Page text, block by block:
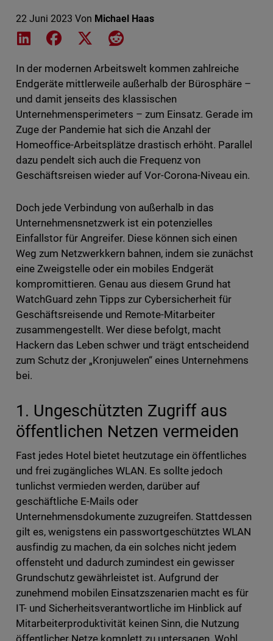
22 Juni 2023 Von Michael Haas
Share on LinkedIn
Share on Facebook
Share on XShare on Reddit
In der modernen Arbeitswelt kommen zahlreiche
Endgeräte mittlerweile außerhalb der Bürosphäre –
und damit jenseits des klassischen
Unternehmensperimeters – zum Einsatz. Gerade im
Zuge der Pandemie hat sich die Anzahl der
Homeoffice-Arbeitsplätze drastisch erhöht. Parallel
dazu pendelt sich auch die Frequenz von
Geschäftsreisen wieder auf Vor-Corona-Niveau ein.
Doch jede Verbindung von außerhalb in das
Unternehmensnetzwerk ist ein potenzielles
Einfallstor für Angreifer. Diese können sich einen
Weg zum Netzwerkkern bahnen, indem sie zunächst
eine Zweigstelle oder ein mobiles Endgerät
kompromittieren. Genau aus diesem Grund hat
WatchGuard zehn Tipps zur Cybersicherheit für
Geschäftsreisende und Remote-Mitarbeiter
zusammengestellt. Wer diese befolgt, macht
Hackern das Leben schwer und trägt entscheidend
zum Schutz der „Kronjuwelen“ eines Unternehmens
bei.
1. Ungeschützten Zugriff aus
öffentlichen Netzen vermeiden
Fast jedes Hotel bietet heutzutage ein öffentliches
und frei zugängliches WLAN. Es sollte jedoch
tunlichst vermieden werden, darüber auf
geschäftliche E-Mails oder
Unternehmensdokumente zuzugreifen. Stattdessen
gilt es, wenigstens ein passwortgeschütztes WLAN
ausfindig zu machen, da ein solches nicht jedem
offensteht und dadurch zumindest ein gewisser
Grundschutz gewährleistet ist. Aufgrund der
zunehmend mobilen Einsatzszenarien macht es für
IT- und Sicherheitsverantwortliche im Hinblick auf
Mitarbeiterproduktivität keinen Sinn, die Nutzung